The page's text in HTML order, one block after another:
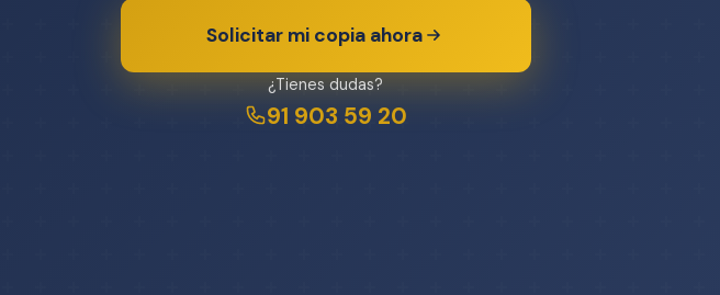
Solicitar mi copia ahora
¿Tienes dudas?
91 903 59 20